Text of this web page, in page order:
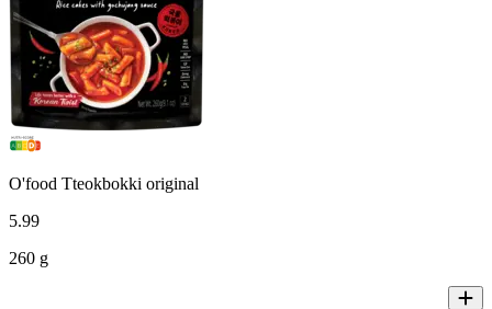
O'food Tteokbokki original
5.99
260 g